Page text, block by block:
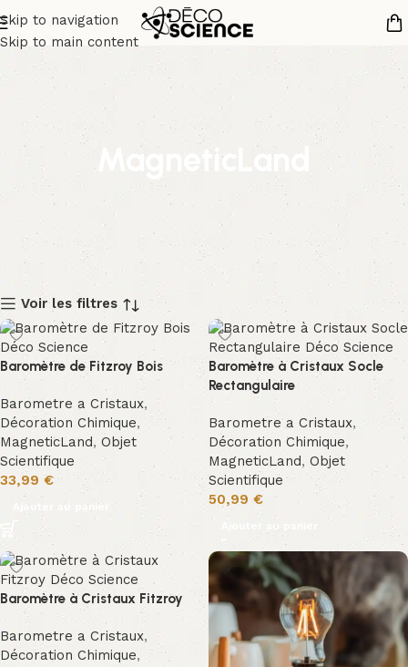
Skip to navigation
Skip to main content
MagneticLand
Voir les filtres
Baromètre de Fitzroy Bois
Barometre a Cristaux,
Décoration Chimique,
MagneticLand, Objet
Scientifique
33,99 €
Ajouter au panier
Baromètre à Cristaux Socle
Rectangulaire
Barometre a Cristaux,
Décoration Chimique,
MagneticLand, Objet
Scientifique
50,99€
Ajouter au panier
BLACK FRIDAY
Baromètre à Cristaux Fitzroy
Barometre a Cristaux,
Décoration Chimique,